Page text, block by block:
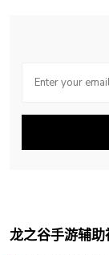
龙之谷手游辅